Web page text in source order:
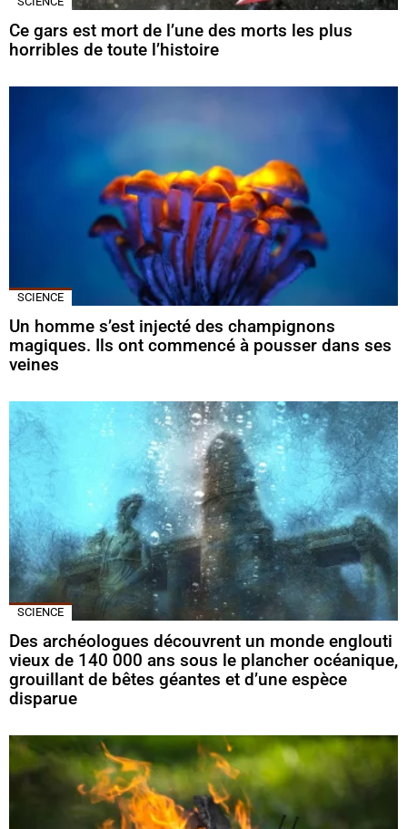
Ce gars est mort de l’une des morts les plus
horribles de toute l’histoire
SCIENCE
Un homme s’est injecté des champignons
magiques. Ils ont commencé à pousser dans ses
veines
SCIENCE
Des archéologues découvrent un monde englouti
vieux de 140 000 ans sous le plancher océanique,
grouillant de bêtes géantes et d’une espèce
disparue